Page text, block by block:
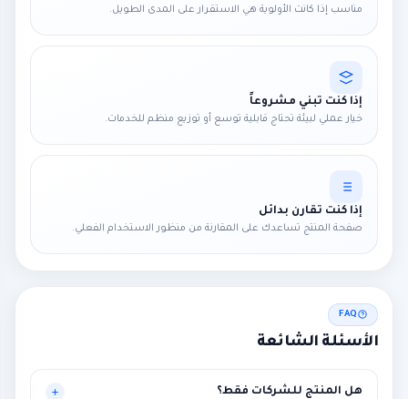
مناسب إذا كانت الأولوية هي الاستقرار على المدى الطويل.
إذا كنت تبني مشروعاً
خيار عملي لبيئة تحتاج قابلية توسع أو توزيع منظم للخدمات.
إذا كنت تقارن بدائل
صفحة المنتج تساعدك على المقارنة من منظور الاستخدام الفعلي.
FAQ
الأسئلة الشائعة
هل المنتج للشركات فقط؟